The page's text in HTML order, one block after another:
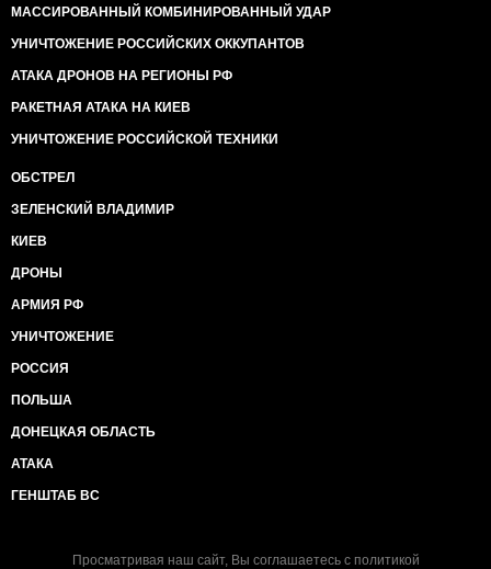
МАССИРОВАННЫЙ КОМБИНИРОВАННЫЙ УДАР
УНИЧТОЖЕНИЕ РОССИЙСКИХ ОККУПАНТОВ
АТАКА ДРОНОВ НА РЕГИОНЫ РФ
РАКЕТНАЯ АТАКА НА КИЕВ
УНИЧТОЖЕНИЕ РОССИЙСКОЙ ТЕХНИКИ
ОБСТРЕЛ
ЗЕЛЕНСКИЙ ВЛАДИМИР
КИЕВ
ДРОНЫ
АРМИЯ РФ
УНИЧТОЖЕНИЕ
РОССИЯ
ПОЛЬША
ДОНЕЦКАЯ ОБЛАСТЬ
АТАКА
ГЕНШТАБ ВС
Просматривая наш сайт, Вы соглашаетесь с политикой